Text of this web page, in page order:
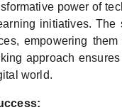
power of
initiatives.
empowering
approach
world.